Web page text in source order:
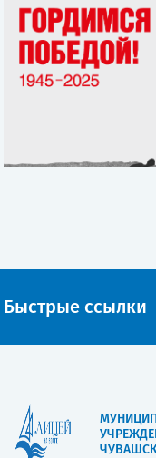
Быстрые ссылки